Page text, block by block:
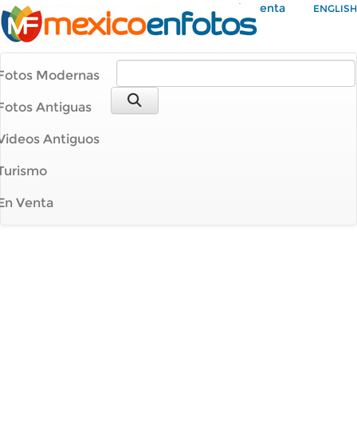
Mi Cuenta ENGLISH
Modernas
Antiguas
Antiguos
Venta